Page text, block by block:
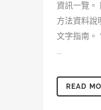
資訊一覽。
方法資料說
文字指南
...
READ